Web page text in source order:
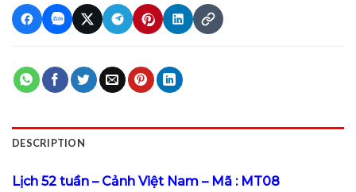
DESCRIPTION
Lịch 52 tuần – Cảnh Việt Nam – Mã : MT08